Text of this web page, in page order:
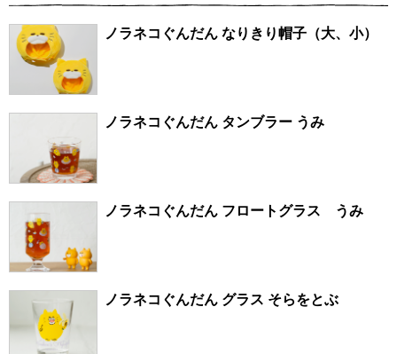
ノラネコぐんだん なりきり帽子（大、小）
ノラネコぐんだん タンブラー うみ
ノラネコぐんだん フロートグラス うみ
ノラネコぐんだん グラス そらをとぶ